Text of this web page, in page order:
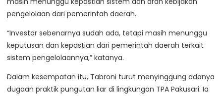
pengelolaan dari pemerintah daerah.
“Investor sebenarnya sudah ada, tetapi masih menunggu
keputusan dan kepastian dari pemerintah daerah terkait
sistem pengelolaannya,” katanya.
Dalam kesempatan itu, Tabroni turut menyinggung adanya
dugaan praktik pungutan liar di lingkungan TPA Pakusari. Ia